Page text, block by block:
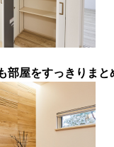
部屋をすっきりま